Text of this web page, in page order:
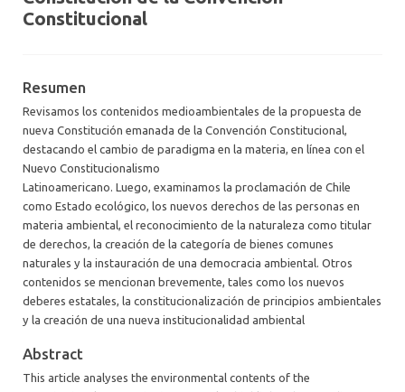
Constitucional
Resumen
Revisamos los contenidos medioambientales de la propuesta de
nueva Constitución emanada de la Convención Constitucional,
destacando el cambio de paradigma en la materia, en línea con el
Nuevo Constitucionalismo
Latinoamericano. Luego, examinamos la proclamación de Chile
como Estado ecológico, los nuevos derechos de las personas en
materia ambiental, el reconocimiento de la naturaleza como titular
de derechos, la creación de la categoría de bienes comunes
naturales y la instauración de una democracia ambiental. Otros
contenidos se mencionan brevemente, tales como los nuevos
deberes estatales, la constitucionalización de principios ambientales
y la creación de una nueva institucionalidad ambiental
Abstract
This article analyses the environmental contents of the